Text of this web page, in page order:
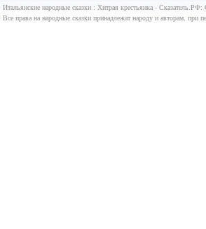
Итальянские народные сказки : Хитрая крестьянка - Сказатель.РФ:
Все права на народные сказки принадлежат народу и авторам, при